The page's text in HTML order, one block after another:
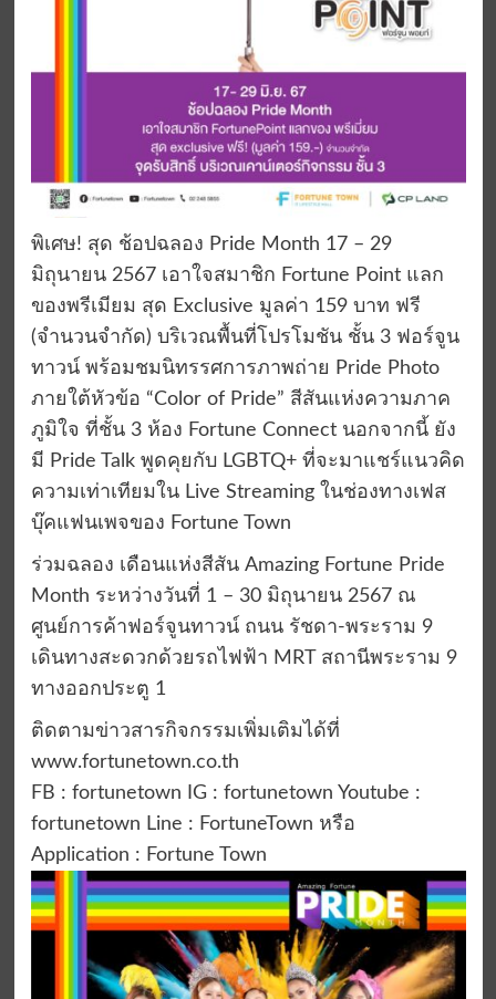
พิเศษ! สุด ช้อปฉลอง Pride Month 17 – 29
มิถุนายน 2567 เอาใจสมาชิก Fortune Point แลก
ของพรีเมียม สุด Exclusive มูลค่า 159 บาท ฟรี
(จำนวนจำกัด) บริเวณพื้นที่โปรโมชัน ชั้น 3 ฟอร์จูน
ทาวน์ พร้อมชมนิทรรศการภาพถ่าย Pride Photo
ภายใต้หัวข้อ “Color of Pride” สีสันแห่งความภาค
ภูมิใจ ที่ชั้น 3 ห้อง Fortune Connect นอกจากนี้ ยัง
มี Pride Talk พูดคุยกับ LGBTQ+ ที่จะมาแชร์แนวคิด
ความเท่าเทียมใน Live Streaming ในช่องทางเฟส
บุ๊คแฟนเพจของ Fortune Town
ร่วมฉลอง เดือนแห่งสีสัน Amazing Fortune Pride
Month ระหว่างวันที่ 1 – 30 มิถุนายน 2567 ณ
ศูนย์การค้าฟอร์จูนทาวน์ ถนน รัชดา-พระราม 9
เดินทางสะดวกด้วยรถไฟฟ้า MRT สถานีพระราม 9
ทางออกประตู 1
ติดตามข่าวสารกิจกรรมเพิ่มเติมได้ที่
www.fortunetown.co.th
FB : fortunetown IG : fortunetown Youtube :
fortunetown Line : FortuneTown หรือ
Application : Fortune Town